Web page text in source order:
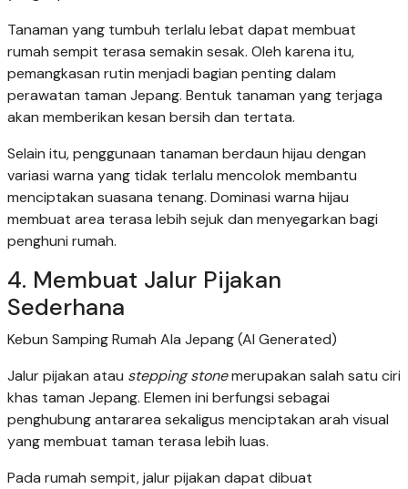
Tanaman yang tumbuh terlalu lebat dapat membuat
rumah sempit terasa semakin sesak. Oleh karena itu,
pemangkasan rutin menjadi bagian penting dalam
perawatan taman Jepang. Bentuk tanaman yang terjaga
akan memberikan kesan bersih dan tertata.
Selain itu, penggunaan tanaman berdaun hijau dengan
variasi warna yang tidak terlalu mencolok membantu
menciptakan suasana tenang. Dominasi warna hijau
membuat area terasa lebih sejuk dan menyegarkan bagi
penghuni rumah.
4. Membuat Jalur Pijakan
Sederhana
Kebun Samping Rumah Ala Jepang (AI Generated)
Jalur pijakan atau stepping stonemerupakan salah satu ciri
khas taman Jepang. Elemen ini berfungsi sebagai
penghubung antararea sekaligus menciptakan arah visual
yang membuat taman terasa lebih luas.
Pada rumah sempit, jalur pijakan dapat dibuat